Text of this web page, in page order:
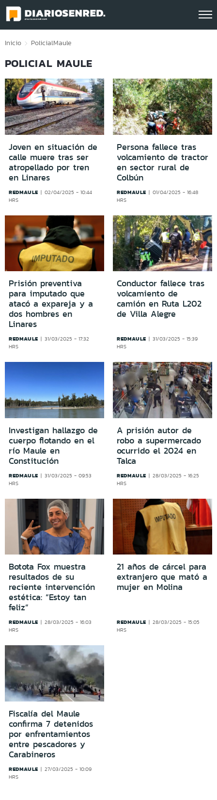
Click acá para ir directamente al contenido
Inicio PolicialMaule
POLICIAL MAULE
Joven en situación de
calle muere tras ser
atropellado por tren
en Linares
REDMAULE
02/04/2025 - 10:44
HRS
Persona fallece tras
volcamiento de tractor
en sector rural de
Colbún
REDMAULE
01/04/2025 - 16:48
HRS
Prisión preventiva
para imputado que
atacó a expareja y a
dos hombres en
Linares
REDMAULE
31/03/2025 - 17:32
HRS
Conductor fallece tras
volcamiento de
camión en Ruta L202
de Villa Alegre
REDMAULE
31/03/2025 - 15:39
HRS
Investigan hallazgo de
cuerpo flotando en el
río Maule en
Constitución
REDMAULE
31/03/2025 - 09:53
HRS
A prisión autor de
robo a supermercado
ocurrido el 2024 en
Talca
REDMAULE
28/03/2025 - 16:25
HRS
Botota Fox muestra
resultados de su
reciente intervención
estética: “Estoy tan
feliz”
REDMAULE
28/03/2025 - 16:03
HRS
21 años de cárcel para
extranjero que mató a
mujer en Molina
REDMAULE
28/03/2025 - 15:05
HRS
Fiscalía del Maule
confirma 7 detenidos
por enfrentamientos
entre pescadores y
Carabineros
REDMAULE
27/03/2025 - 10:09
HRS